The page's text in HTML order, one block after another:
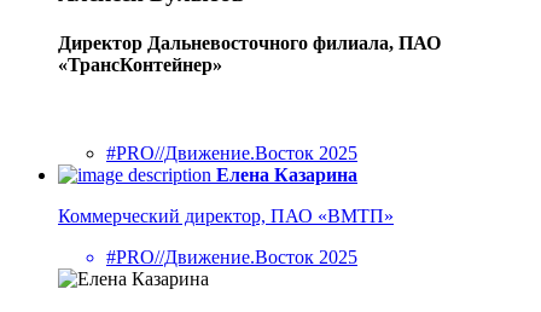
Директор Дальневосточного филиала, ПАО
«ТрансКонтейнер»
#PRO//Движение.Восток 2025
Елена Казарина
Коммерческий директор, ПАО «ВМТП»
#PRO//Движение.Восток 2025